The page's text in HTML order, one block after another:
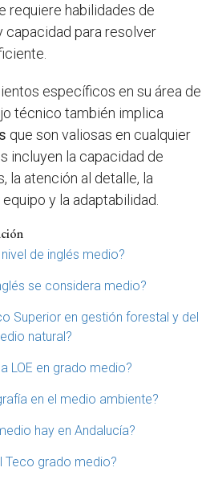
requiere habilidades de
para resolver
específicos en su área de
técnico también implica
que son valiosas en cualquier
incluyen la capacidad de
la atención al detalle, la
y la adaptabilidad.
de inglés medio?
se considera medio?
Superior en gestión forestal y del
natural?
LOE en grado medio?
en el medio ambiente?
hay en Andalucía?
Teco grado medio?